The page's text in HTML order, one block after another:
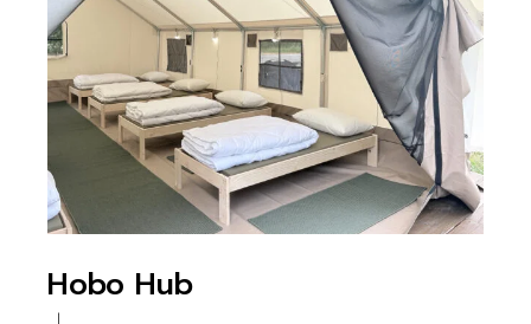
Hobo Hub